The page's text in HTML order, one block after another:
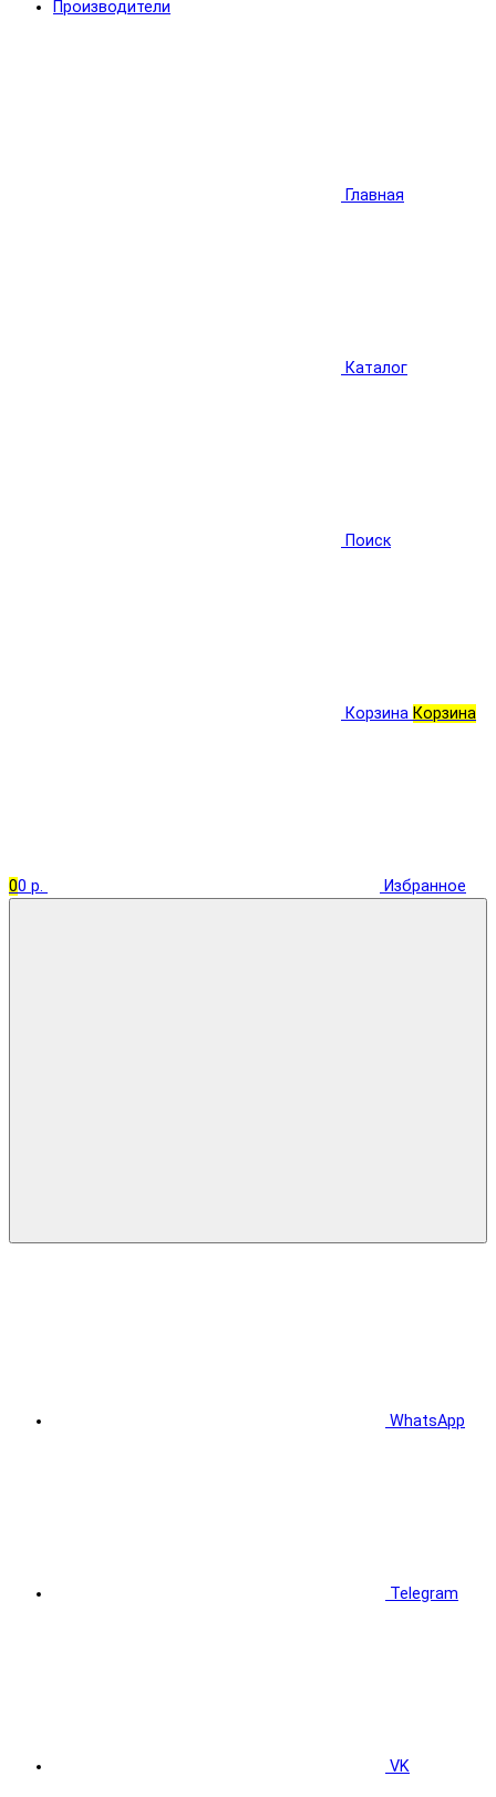
Производители
Главная
Каталог
Поиск
Корзина Корзина
00 р. Избранное
WhatsApp
Telegram
VK